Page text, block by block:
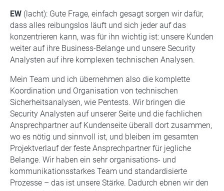
EW (lacht): Gute Frage, einfach gesagt sorgen wir dafür,
dass alles reibungslos läuft und sich jeder auf das
konzentrieren kann, was für ihn wichtig ist: unsere Kunden
weiter auf ihre Business-Belange und unsere Security
Analysten auf ihre komplexen technischen Analysen.
Mein Team und ich übernehmen also die komplette
Koordination und Organisation von technischen
Sicherheitsanalysen, wie Pentests. Wir bringen die
Security Analysten auf unserer Seite und die fachlichen
Ansprechpartner auf Kundenseite überall dort zusammen,
wo es nötig und sinnvoll ist, und bleiben im gesamten
Projektverlauf der feste Ansprechpartner für jegliche
Belange. Wir haben ein sehr organisations- und
kommunikationsstarkes Team und standardisierte
Prozesse – das ist unsere Stärke. Dadurch ebnen wir den